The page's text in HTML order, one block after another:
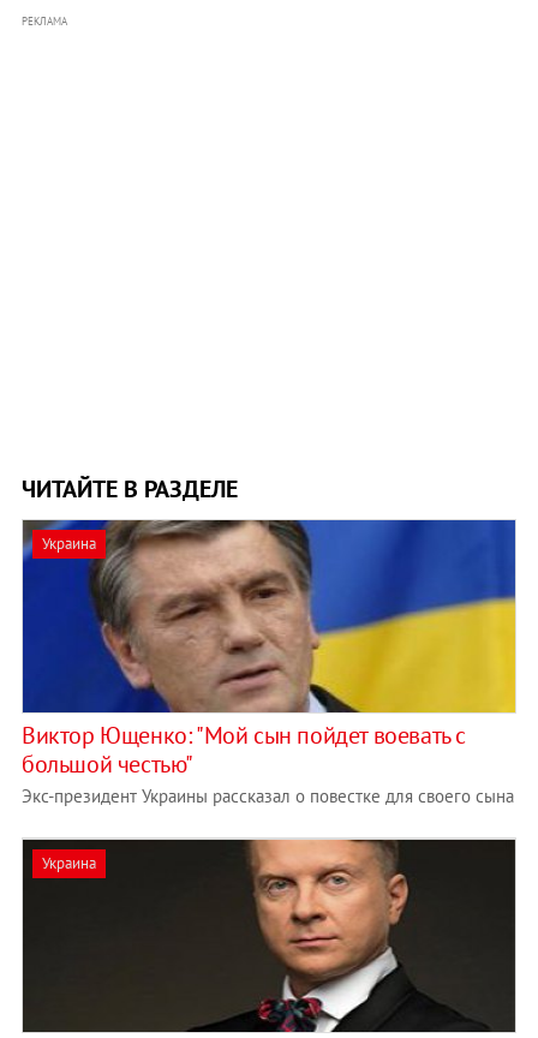
РЕКЛАМА
ЧИТАЙТЕ В РАЗДЕЛЕ
Украина
Виктор Ющенко: "Мой сын пойдет воевать с
большой честью"
Экс-президент Украины рассказал о повестке для своего сына
Украина